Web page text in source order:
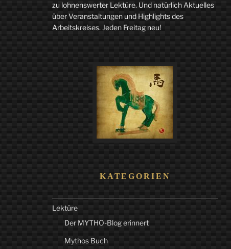
zu lohnenswerter Lektüre. Und natürlich Aktuelles
über Veranstaltungen und Highlights des
Arbeitskreises. Jeden Freitag neu!
KATEGORIEN
Lektüre
Der MYTHO-Blog erinnert
Mythos Buch